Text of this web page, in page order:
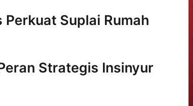
Suplai Rumah
Strategis Insinyur